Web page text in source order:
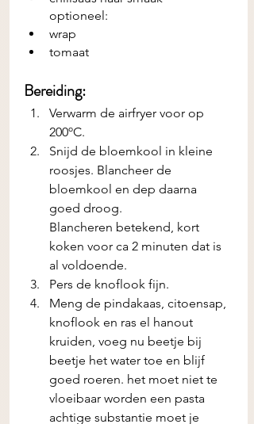
optioneel:
wrap
tomaat
Bereiding:
Verwarm de airfryer voor op
200ºC.
Snijd de bloemkool in kleine
roosjes. Blancheer de
bloemkool en dep daarna
goed droog.
Blancheren betekend, kort
koken voor ca 2 minuten dat is
al voldoende.
Pers de knoflook fijn.
Meng de pindakaas, citoensap,
knoflook en ras el hanout
kruiden, voeg nu beetje bij
beetje het water toe en blijf
goed roeren. het moet niet te
vloeibaar worden een pasta
achtige substantie moet je